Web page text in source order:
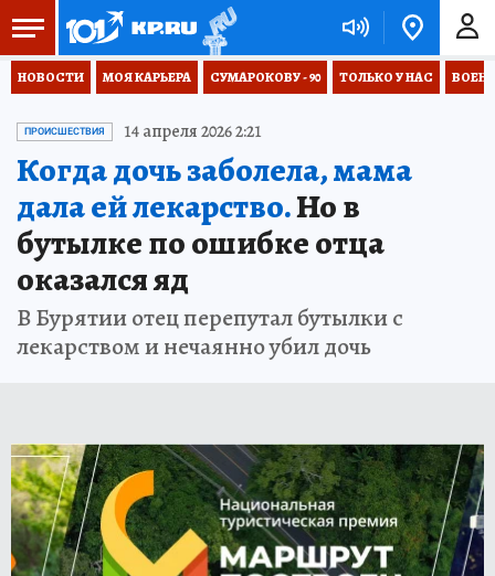
НОВОСТИ МОЯ КАРЬЕРА СУМАРОКОВУ - 90 ТОЛЬКО У НАС
ПРОИСШЕСТВИЯ 14 апреля 2026 2:21
Когда дочь заболела, мама
дала ей лекарство.Но в
бутылке по ошибке отца
оказался яд
В Бурятии отец перепутал бутылки с
лекарством и нечаянно убил дочь